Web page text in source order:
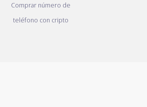
Comprar número de
teléfono con cripto